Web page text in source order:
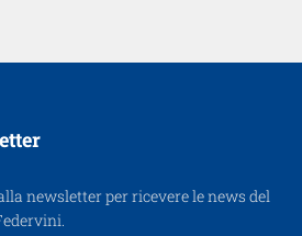
newsletter per ricevere le news del